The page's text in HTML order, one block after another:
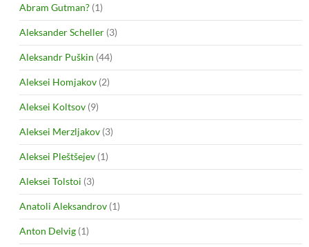
Abram Gutman? (1)
Aleksander Scheller (3)
Aleksandr Puškin (44)
Aleksei Homjakov (2)
Aleksei Koltsov (9)
Aleksei Merzljakov (3)
Aleksei Pleštšejev (1)
Aleksei Tolstoi (3)
Anatoli Aleksandrov (1)
Anton Delvig (1)